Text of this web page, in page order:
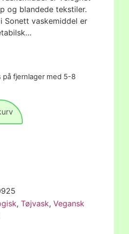
og blandede tekstiler.
Sonett vaskemiddel er
på fjernlager med 5-8
,Tøjvask,Vegansk